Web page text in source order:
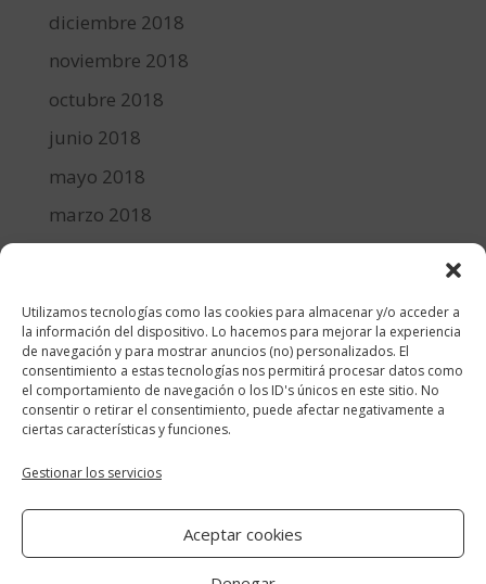
Utilizamos tecnologías como las cookies para almacenar y/o acceder a
la información del dispositivo. Lo hacemos para mejorar la experiencia
de navegación y para mostrar anuncios (no) personalizados. El
consentimiento a estas tecnologías nos permitirá procesar datos como
el comportamiento de navegación o los ID's únicos en este sitio. No
consentir o retirar el consentimiento, puede afectar negativamente a
ciertas características y funciones.
Gestionar los servicios
Aceptar cookies
diciembre 2018
noviembre 2018
octubre 2018
junio 2018
mayo 2018
marzo 2018
diciembre 2017
Categorías
cocina y recetas
general
lifestyle
manualidades-diy